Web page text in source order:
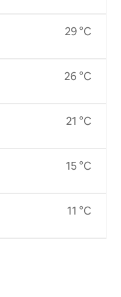
29 °C
26 °C
21 °C
15 °C
11 °C